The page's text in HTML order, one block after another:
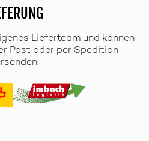
Lieferteam und können
Post oder per Spedition